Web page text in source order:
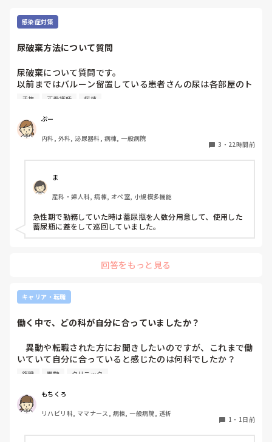
たったそれだけの時間。
頭の中をぐしゃぐしゃにしながら。
最悪。
いや、集中しろ自分。
その後、特にミスなく退勤
やっぱり看護師には戻れないな。
全部、全部、思い出す。
心臓がギュッとなる。
看護師
大丈夫、もうあの人とは関わらないから。
大丈夫、大丈夫…。
私はまだここにいた。
抜け出せてなかったんだ。
感染症対策
尿破棄方法について質問
尿破棄について質問です。
以前まではバルーン留置している患者さんの尿は各部屋のト
イレに破棄する形でしたが、感染予防上汚物処理室でのみ破
物処理室に持っていくという非効率な方法になってます。尿
破棄人数は10人近くになるので病室と汚物処理室を10往復
する形に。結果尿破棄に時間がかかってます。
ットしワゴン下段に乗せて破棄していき最後まとめて汚物処
理室で破棄してたのでその方法はダメなのか？と疑問抱いて
ます。もちろん汚物見えないようワゴンにカバーする等対策
皆さんの病棟ではどのような方法取られてますか？
手技 正看護師 病棟
ぷー
内科, 外科, 泌尿器科, 病棟, 一般病院
3 ・ 22時間前
ま
産科・婦人科, 病棟, オペ室, 小規模多機能
急性期で勤務していた時は蓄尿瓶を人数分用意して、使用した
蓄尿瓶に蓋をして巡回していました。
回答をもっと見る
キャリア・転職
働く中で、どの科が自分に合っていましたか？
異動や転職された方にお聞きしたいのですが、これまで働
いていて自分に合っていると感じたのは何科でしたか？
また、どんなところが合っていると感じましたか？
私はこれまで脳神経外科、リハビリ科、透析室と経験しまし
たが、どこもしっくり来なくて悩んでいます…。次回の転職
の参考にさせていただきたいです😭
復職 異動 クリニック
もちくろ
リハビリ科, ママナース, 病棟, 一般病院, 透析
1 ・ 1日前